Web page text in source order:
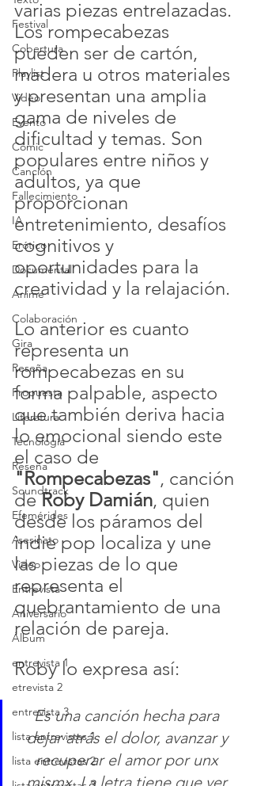
Festival
Cobertura
Playlist
Video
Evento
Cómic
Canción
Fallecimiento
IA
Erótico
Documental
Anime
Colaboración
Gira
Reseña
Propuesta
Literatura
Tecnología
Reseña
Soundtrack
Efemérides
Asesinato
Video
Entrevista
Aniversario
Álbum
entrevista 1
etrevista 2
entrevista 3
lista entrevistas 1
lista entrevistas 2
varias piezas entrelazadas.
Los rompecabezas
pueden ser de cartón,
madera u otros materiales
y presentan una amplia
gama de niveles de
dificultad y temas. Son
populares entre niños y
adultos, ya que
proporcionan
entretenimiento, desafíos
cognitivos y
oportunidades para la
creatividad y la relajación.
Lo anterior es cuanto
representa un
rompecabezas en su
forma palpable, aspecto
que también deriva hacia
lo emocional siendo este
el caso de
"Rompecabezas", canción
de Roby Damián, quien
desde los páramos del
indie pop localiza y une
las piezas de lo que
representa el
quebrantamiento de una
relación de pareja.
Roby lo expresa así:
Es una canción hecha para
dejar atrás el dolor, avanzar y
recuperar el amor por unx
mismx. La letra tiene que ver